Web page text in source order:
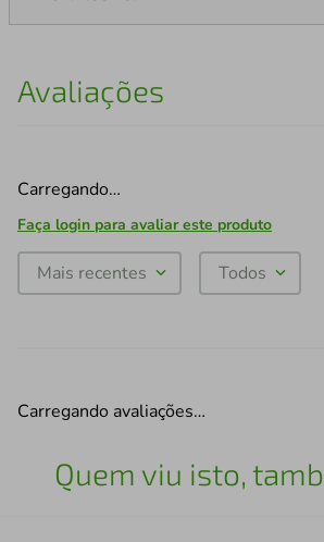
Avaliações
Carregando…
Faça login para avaliar este produto
Mais recentes Todos
Carregando avaliações…
Quem viu isto,